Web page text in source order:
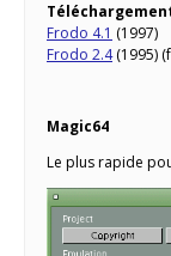
Frodo 4.1 (1997)
Frodo 2.4(1995)
Magic64
Le plus rapide